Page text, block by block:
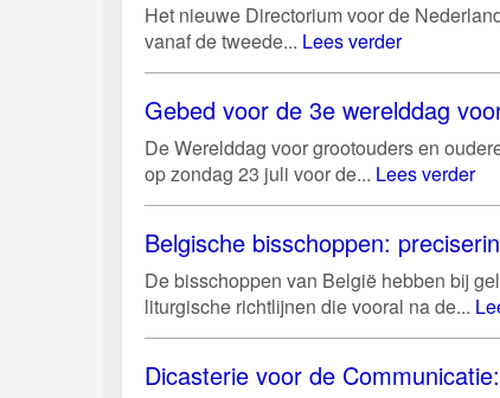
Het nieuwe Directorium voor de
vanaf de tweede... Lees verder
Gebed voor de 3e werelddag
De Werelddag voor grootouders en
op zondag 23 juli voor de... Lees verder
Belgische bisschoppen:
De bisschoppen van België hebben bij
liturgische richtlijnen die vooral na de...
Dicasterie voor de